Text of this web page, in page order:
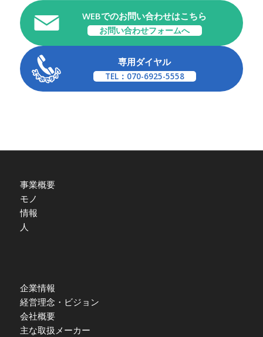
WEBでのお問い合わせはこちら
お問い合わせフォームへ
専用ダイヤル
TEL：070-6925-5558
事業概要
モノ
情報
人
企業情報
経営理念・ビジョン
会社概要
主な取扱メーカー